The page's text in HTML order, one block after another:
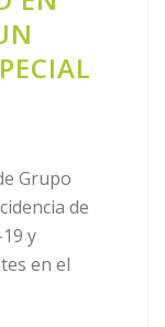
Grupo
de
y
en el